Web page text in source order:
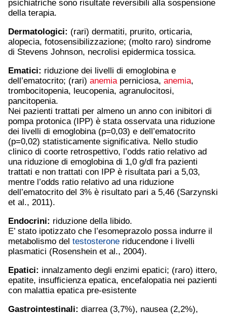
psichiatriche sono risultate reversibili alla sospensione
della terapia.
Dermatologici: (rari) dermatiti, prurito, orticaria,
alopecia, fotosensibilizzazione; (molto raro) sindrome
di Stevens Johnson, necrolisi epidermica tossica.
Ematici: riduzione dei livelli di emoglobina e
dell’ematocrito; (rari) anemiaperniciosa, anemia,
trombocitopenia, leucopenia, agranulocitosi,
pancitopenia.
Nei pazienti trattati per almeno un anno con inibitori di
pompa protonica (IPP) è stata osservata una riduzione
dei livelli di emoglobina (p=0,03) e dell’ematocrito
(p=0,02) statisticamente significativa. Nello studio
clinico di coorte retrospettivo, l’odds ratio relativo ad
una riduzione di emoglobina di 1,0 g/dl fra pazienti
trattati e non trattati con IPP è risultata pari a 5,03,
mentre l’odds ratio relativo ad una riduzione
dell’ematocrito del 3% è risultato pari a 5,46 (Sarzynski
et al., 2011).
Endocrini: riduzione della libido.
E’ stato ipotizzato che l’esomeprazolo possa indurre il
metabolismo del testosterone riducendone i livelli
plasmatici (Rosenshein et al., 2004).
Epatici: innalzamento degli enzimi epatici; (raro) ittero,
epatite, insufficienza epatica, encefalopatia nei pazienti
con malattia epatica pre-esistente
Gastrointestinali: diarrea (3,7%), nausea (2,2%),